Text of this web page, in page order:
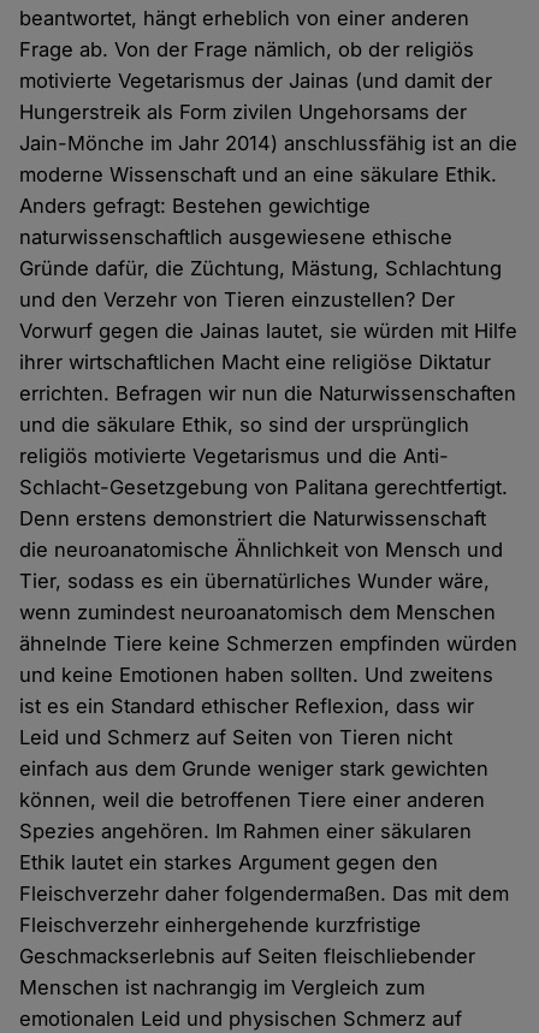
beantwortet, hängt erheblich von einer anderen
Frage ab. Von der Frage nämlich, ob der religiös
motivierte Vegetarismus der Jainas (und damit der
Hungerstreik als Form zivilen Ungehorsams der
Jain-Mönche im Jahr 2014) anschlussfähig ist an die
moderne Wissenschaft und an eine säkulare Ethik.
Anders gefragt: Bestehen gewichtige
naturwissenschaftlich ausgewiesene ethische
Gründe dafür, die Züchtung, Mästung, Schlachtung
und den Verzehr von Tieren einzustellen? Der
Vorwurf gegen die Jainas lautet, sie würden mit Hilfe
ihrer wirtschaftlichen Macht eine religiöse Diktatur
errichten. Befragen wir nun die Naturwissenschaften
und die säkulare Ethik, so sind der ursprünglich
religiös motivierte Vegetarismus und die Anti-
Schlacht-Gesetzgebung von Palitana gerechtfertigt.
Denn erstens demonstriert die Naturwissenschaft
die neuroanatomische Ähnlichkeit von Mensch und
Tier, sodass es ein übernatürliches Wunder wäre,
wenn zumindest neuroanatomisch dem Menschen
ähnelnde Tiere keine Schmerzen empfinden würden
und keine Emotionen haben sollten. Und zweitens
ist es ein Standard ethischer Reflexion, dass wir
Leid und Schmerz auf Seiten von Tieren nicht
einfach aus dem Grunde weniger stark gewichten
können, weil die betroffenen Tiere einer anderen
Spezies angehören. Im Rahmen einer säkularen
Ethik lautet ein starkes Argument gegen den
Fleischverzehr daher folgendermaßen. Das mit dem
Fleischverzehr einhergehende kurzfristige
Geschmackserlebnis auf Seiten fleischliebender
Menschen ist nachrangig im Vergleich zum
emotionalen Leid und physischen Schmerz auf